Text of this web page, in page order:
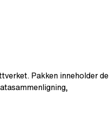
Pakken inneholder de